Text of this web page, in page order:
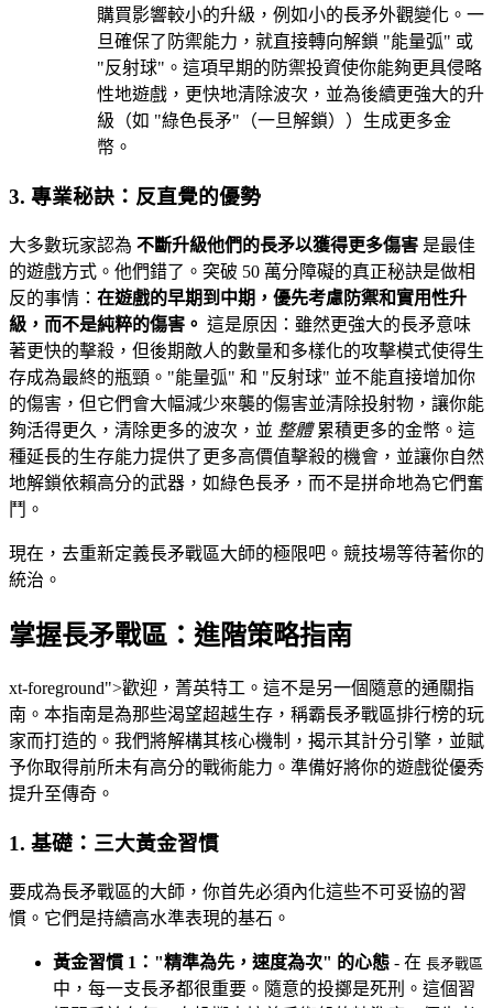
購買影響較小的升級，例如小的長矛外觀變化。一
旦確保了防禦能力，就直接轉向解鎖 "能量弧" 或
"反射球"。這項早期的防禦投資使你能夠更具侵略
性地遊戲，更快地清除波次，並為後續更強大的升
級（如 "綠色長矛"（一旦解鎖））生成更多金
幣。
3. 專業秘訣：反直覺的優勢
大多數玩家認為 不斷升級他們的長矛以獲得更多傷害 是最佳
的遊戲方式。他們錯了。突破 50 萬分障礙的真正秘訣是做相
反的事情： 在遊戲的早期到中期，優先考慮防禦和實用性升
級，而不是純粹的傷害。 這是原因：雖然更強大的長矛意味
著更快的擊殺，但後期敵人的數量和多樣化的攻擊模式使得生
存成為最終的瓶頸。"能量弧" 和 "反射球" 並不能直接增加你
的傷害，但它們會大幅減少來襲的傷害並清除投射物，讓你能
夠活得更久，清除更多的波次，並 整體累積更多的金幣。這
種延長的生存能力提供了更多高價值擊殺的機會，並讓你自然
地解鎖依賴高分的武器，如綠色長矛，而不是拼命地為它們奮
鬥。
現在，去重新定義長矛戰區大師的極限吧。競技場等待著你的
統治。
掌握長矛戰區：進階策略指南
xt-foreground">歡迎，菁英特工。這不是另一個隨意的通關指
南。本指南是為那些渴望超越生存，稱霸長矛戰區排行榜的玩
家而打造的。我們將解構其核心機制，揭示其計分引擎，並賦
予你取得前所未有高分的戰術能力。準備好將你的遊戲從優秀
提升至傳奇。
1. 基礎：三大黃金習慣
要成為長矛戰區的大師，你首先必須內化這些不可妥協的習
慣。它們是持續高水準表現的基石。
黃金習慣 1："精準為先，速度為次" 的心態 - 在 長矛戰區
中，每一支長矛都很重要。隨意的投擲是死刑。這個習